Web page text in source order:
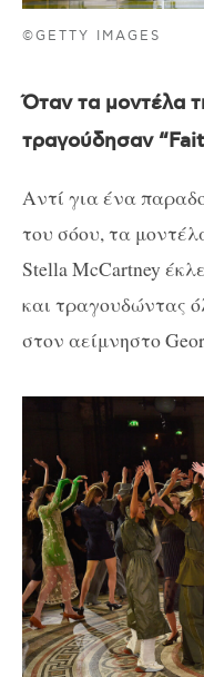
©GETTY IMAGES
Όταν τα μοντέλα
τραγούδησαν
Αντί για ένα
του σόου, τα
Stella McCartney
και τραγουδώντας
στον αείμνηστο